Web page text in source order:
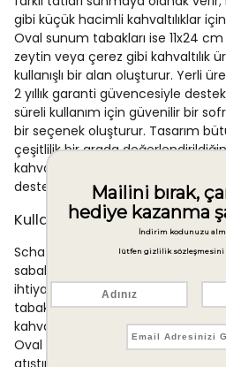
gibi küçük hacimli kahvaltılıklar
Oval sunum tabakları ise 11x24
zeytin veya çerez gibi kahvaltılık
kullanışlı bir alan oluşturur. Yerli
2 yıllık garanti güvencesiyle
süreli kullanım için güvenilir bir
bir seçenek oluşturur. Tasarım
çeşitlilik bir arada
kahvaltılarını hem de özel
destekleyen kapsamlı bir çözüm
Kullanım Alanları
Schafer Sunny Kahvaltı Takımı, ev
sabah kahvaltılarında dört kişilik
ihtiyaçlarını karşılayacak şekilde
tabakları bireysel servis için,
kahvaltılıkların sunumu için
Oval sunum tabakları, peynir
atıştırmalıkların sergilenmesinde